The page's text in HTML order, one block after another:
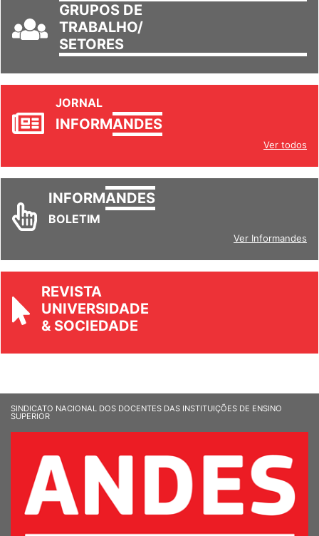
GRUPOS DE
TRABALHO/
SETORES
JORNAL
INFORMANDES
Ver todos
INFORMANDES
BOLETIM
Ver Informandes
REVISTA
UNIVERSIDADE
& SOCIEDADE
SINDICATO NACIONAL DOS DOCENTES DAS INSTITUIÇÕES DE ENSINO
SUPERIOR